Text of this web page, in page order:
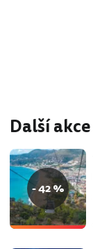
Další akce
- 42 %